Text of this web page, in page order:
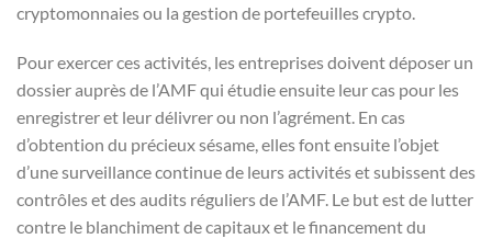
cryptomonnaies ou la gestion de portefeuilles crypto.
Pour exercer ces activités, les entreprises doivent déposer un
dossier auprès de l’AMF qui étudie ensuite leur cas pour les
enregistrer et leur délivrer ou non l’agrément. En cas
d’obtention du précieux sésame, elles font ensuite l’objet
d’une surveillance continue de leurs activités et subissent des
contrôles et des audits réguliers de l’AMF. Le but est de lutter
contre le blanchiment de capitaux et le financement du